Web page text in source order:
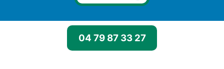
04 79 87 33 27